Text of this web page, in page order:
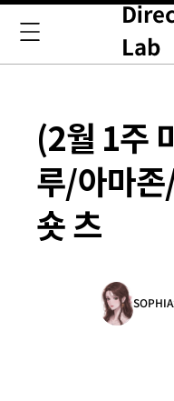
Lab
(2월 1주
루/아마
숏 츠
SOPHIA